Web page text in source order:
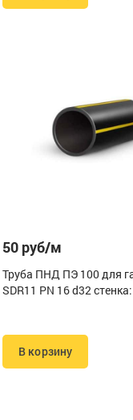
50 руб/м
Труба ПНД ПЭ 100 для
SDR11 PN 16 d32
В корзину